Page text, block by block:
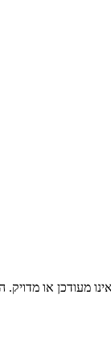
מעודכן או